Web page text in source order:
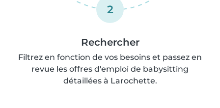
2
Rechercher
Filtrez en fonction de vos besoins et passez en
revue les offres d'emploi de babysitting
détaillées à Larochette.